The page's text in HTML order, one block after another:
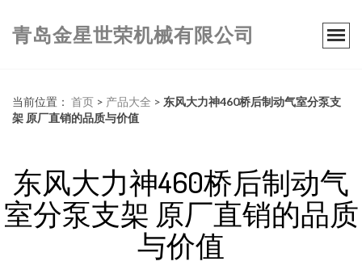
青岛金星世荣机械有限公司
当前位置： 首页 > 产品大全 > 东风大力神460桥后制动气室分泵支
架 原厂直销的品质与价值
东风大力神460桥后制动气
室分泵支架 原厂直销的品质
与价值